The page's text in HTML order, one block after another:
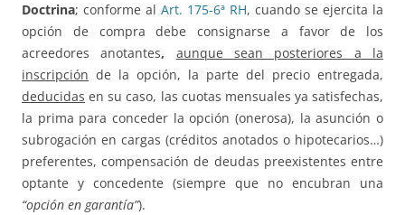
Doctrina; conforme al Art. 175-6ª RH, cuando se ejercita la
opción de compra debe consignarse a favor de los
acreedores anotantes,
aunque sean posteriores a la
inscripción de la opción, la parte del precio entregada,
deducidas en su caso, las cuotas mensuales ya satisfechas,
la prima para conceder la opción (onerosa), la asunción o
subrogación en cargas (créditos anotados o hipotecarios…)
preferentes, compensación de deudas preexistentes entre
optante y concedente (siempre que no encubran una
“opción en garantía”).